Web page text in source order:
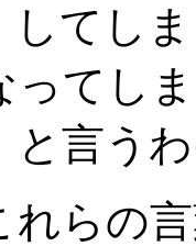
してし
ってし
と言う
らの